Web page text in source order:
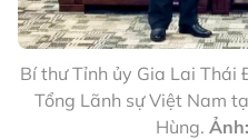
Bí thư Tỉnh ủy Gia Lai
Tổng Lãnh sự Việt Nam
Hùng.